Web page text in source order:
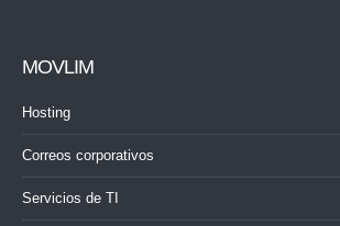
MOVLIM
Hosting
Correos corporativos
Servicios de TI